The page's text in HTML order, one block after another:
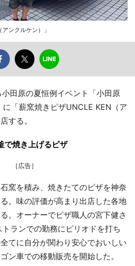
ンクルケン）」
田原の夏恒例イベント「小田原
に「薪窯焼きピザUNCLE KEN（ア
する。
焼き上げるピザ
［広告］
窯を積み、焼きたてのピザを神奈
。味の評価が高まり出店した各地
。オーナーでピザ職人の宮下健さ
ランでの勤務にピリオドを打ち
てに自分が関わり安心でおいしい
ン車での移動販売を開始した。